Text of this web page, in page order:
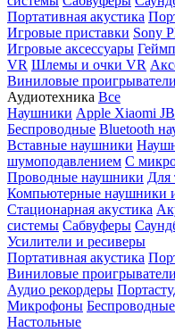
Портативная акустика
Игровые приставки Sony
Игровые аксессуары
VR Шлемы и очки VR
Виниловые проигрыватели
Аудиотехника Все
Наушники Apple Xiaomi
Беспроводные Bluetooth
Вставные наушники
шумоподавлением С
Проводные наушники Для
Компьютерные наушники
Стационарная акустика
системы Сабвуферы
Усилители и ресиверы
Портативная акустика
Виниловые проигрыватели
Аудио рекордеры
Микрофоны Беспроводные
Настольные